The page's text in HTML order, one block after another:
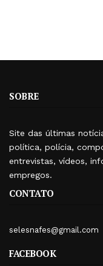
SOBRE
Site das últimas
política, polícia,
entrevistas, vídeos,
empregos.
CONTATO
selesnafes@gmail.com
FACEBOOK